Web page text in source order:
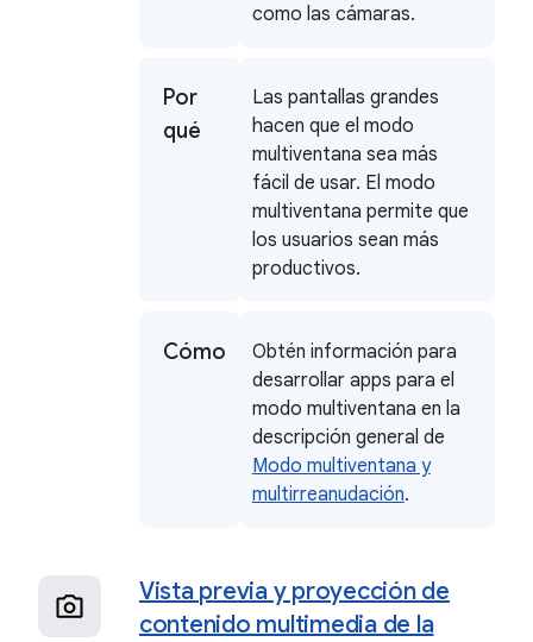
como las cámaras.
Por
qué
Las pantallas grandes
hacen que el modo
multiventana sea más
fácil de usar. El modo
multiventana permite que
los usuarios sean más
productivos.
Cómo
Obtén información para
desarrollar apps para el
modo multiventana en la
descripción general de
Modo multiventana y
multirreanudación.
Vista previa y proyección de
contenido multimedia de la